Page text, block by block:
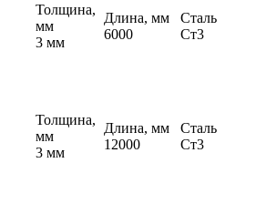
Толщина,
мм
3 мм
Длина, мм
6000
Сталь
Ст3
Толщина,
мм
3 мм
Длина, мм
12000
Сталь
Ст3